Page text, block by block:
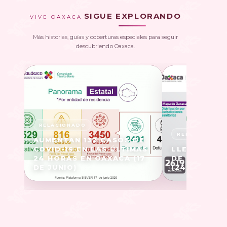
VIVE OAXACA SIGUE EXPLORANDO
Más historias, guías y coberturas especiales para seguir
descubriendo Oaxaca.
AUMENTAN 132 CASOS DE
COVID-19 EN LAS ÚLTIMAS
24 HORAS EN OAXACA (17
DE JUNIO)
LLEGAN A
DE COVID-
(24 DE